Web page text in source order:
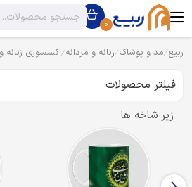
0
ربیع مد و پوشاک زنانه و مردانه اکسسوری زنانه
فیلتر محصولات
زیر شاخه ها